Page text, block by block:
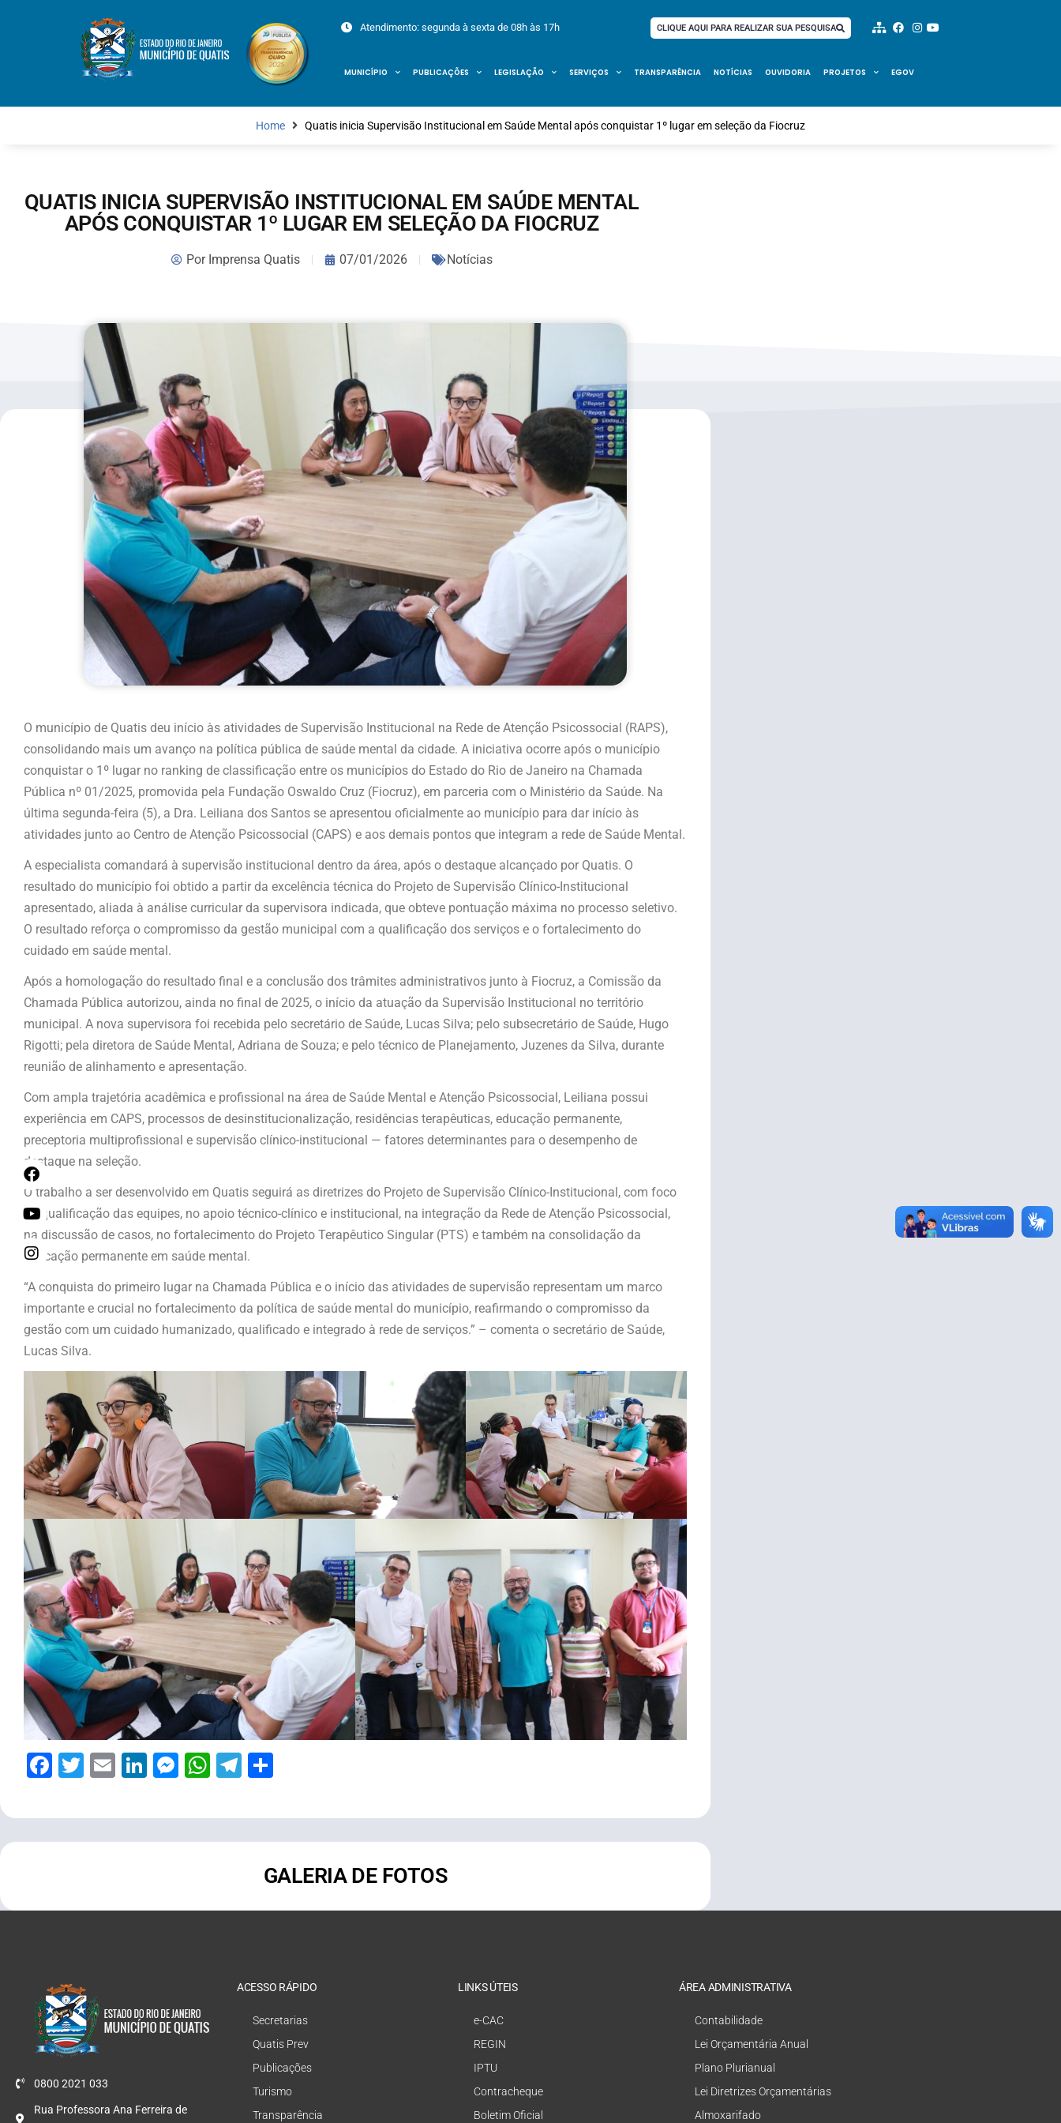
Atendimento: segunda à sexta de 08h às 17h CLIQUE AQUI PARA REALIZAR SUA PESQUISA
MUNICÍPIO PUBLICAÇÕES LEGISLAÇÃO SERVIÇOS TRANSPARÊNCIA NOTÍCIAS OUVIDORIA PROJETOS EGOV
Home Quatis inicia Supervisão Institucional em Saúde Mental após conquistar 1º lugar em seleção da Fiocruz
QUATIS INICIA SUPERVISÃO INSTITUCIONAL EM SAÚDE MENTAL
APÓS CONQUISTAR 1º LUGAR EM SELEÇÃO DA FIOCRUZ
PorImprensa Quatis 07/01/2026 Notícias
O município de Quatis deu início às atividades de Supervisão Institucional na Rede de Atenção Psicossocial (RAPS),
consolidando mais um avanço na política pública de saúde mental da cidade. A iniciativa ocorre após o município
conquistar o 1º lugar no ranking de classificação entre os municípios do Estado do Rio de Janeiro na Chamada
Pública nº 01/2025, promovida pela Fundação Oswaldo Cruz (Fiocruz), em parceria com o Ministério da Saúde. Na
última segunda-feira (5), a Dra. Leiliana dos Santos se apresentou oficialmente ao município para dar início às
atividades junto ao Centro de Atenção Psicossocial (CAPS) e aos demais pontos que integram a rede de Saúde Mental.
A especialista comandará à supervisão institucional dentro da área, após o destaque alcançado por Quatis. O
resultado do município foi obtido a partir da excelência técnica do Projeto de Supervisão Clínico-Institucional
apresentado, aliada à análise curricular da supervisora indicada, que obteve pontuação máxima no processo seletivo.
O resultado reforça o compromisso da gestão municipal com a qualificação dos serviços e o fortalecimento do
cuidado em saúde mental.
Após a homologação do resultado final e a conclusão dos trâmites administrativos junto à Fiocruz, a Comissão da
Chamada Pública autorizou, ainda no final de 2025, o início da atuação da Supervisão Institucional no território
municipal. A nova supervisora foi recebida pelo secretário de Saúde, Lucas Silva; pelo subsecretário de Saúde, Hugo
Rigotti; pela diretora de Saúde Mental, Adriana de Souza; e pelo técnico de Planejamento, Juzenes da Silva, durante
reunião de alinhamento e apresentação.
Com ampla trajetória acadêmica e profissional na área de Saúde Mental e Atenção Psicossocial, Leiliana possui
experiência em CAPS, processos de desinstitucionalização, residências terapêuticas, educação permanente,
preceptoria multiprofissional e supervisão clínico-institucional — fatores determinantes para o desempenho de
destaque na seleção.
O trabalho a ser desenvolvido em Quatis seguirá as diretrizes do Projeto de Supervisão Clínico-Institucional, com foco
na qualificação das equipes, no apoio técnico-clínico e institucional, na integração da Rede de Atenção Psicossocial,
na discussão de casos, no fortalecimento do Projeto Terapêutico Singular (PTS) e também na consolidação da
educação permanente em saúde mental.
“A conquista do primeiro lugar na Chamada Pública e o início das atividades de supervisão representam um marco
importante e crucial no fortalecimento da política de saúde mental do município, reafirmando o compromisso da
gestão com um cuidado humanizado, qualificado e integrado à rede de serviços.” – comenta o secretário de Saúde,
Lucas Silva.
Facebook
Twitter
EmailLinkedIn
Messenger
WhatsApp
Telegram
GALERIA DE FOTOS
0800 2021 033
Rua Professora Ana Ferreira de
ACESSO RÁPIDO
Secretarias
Quatis Prev
Publicações
Turismo
Transparência
LINKS ÚTEIS
e-CAC
REGIN
IPTU
Contracheque
Boletim Oficial
ÁREA ADMINISTRATIVA
Contabilidade
Lei Orçamentária Anual
Plano Plurianual
Lei Diretrizes Orçamentárias
Almoxarifado